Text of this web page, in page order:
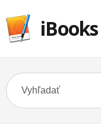
iBooks